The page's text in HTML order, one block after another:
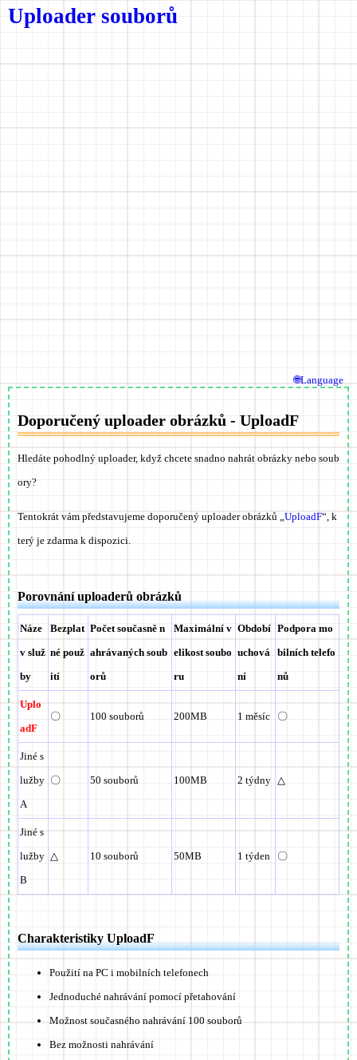
Uploader souborů
Doporučený uploader obrázků - UploadF
Hledáte pohodlný uploader, když chcete snadno nahrát obrázky nebo soub
ory?
Tentokrát vám představujeme doporučený uploader obrázků „UploadF“, k
terý je zdarma k dispozici.
Porovnání uploaderů obrázků
Náze
v služ
by
Bezplat
né použ
ití
Počet současně n
ahrávaných soub
orů
Maximální v
elikost soubo
ru
Období
uchová
ní
Podpora mo
bilních telefo
nů
Uplo
adF
〇 100 souborů 200MB 1 měsíc 〇
Jiné s
lužby
A
〇 50 souborů 100MB 2 týdny △
Jiné s
lužby
B
△ 10 souborů 50MB 1 týden 〇
Charakteristiky UploadF
Použití na PC i mobilních telefonech
Jednoduché nahrávání pomocí přetahování
Možnost současného nahrávání 100 souborů
Bez možnosti nahrávání
🌐Language